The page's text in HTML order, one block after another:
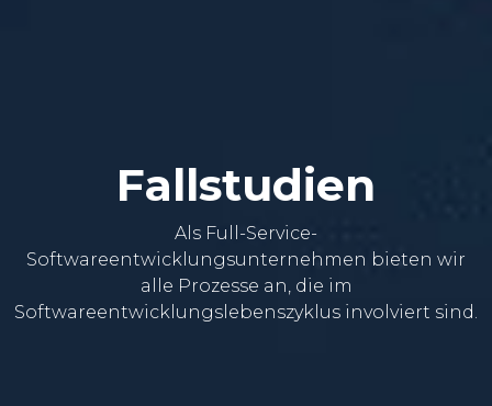
Fallstudien
Als Full-Service-
Softwareentwicklungsunternehmen bieten wir
alle Prozesse an, die im
Softwareentwicklungslebenszyklus involviert sind.